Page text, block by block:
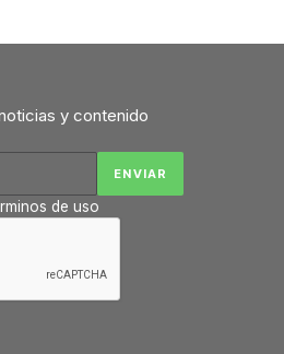
y contenido
de uso